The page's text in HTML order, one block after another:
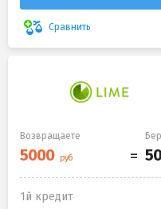
Сравнить
Возвращаете
1й кредит